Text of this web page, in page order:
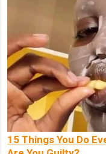
15 Things You Do